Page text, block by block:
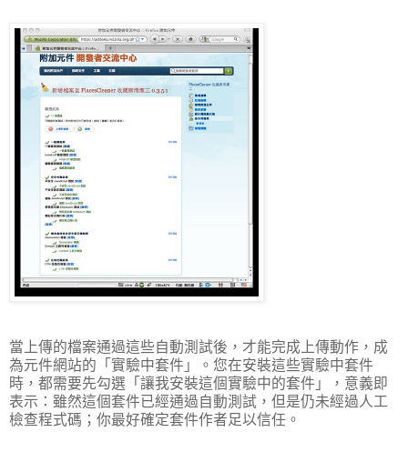
當上傳的檔案通過這些自動測試後，才能完成上傳動作，成
為元件網站的「實驗中套件」。您在安裝這些實驗中套件
時，都需要先勾選「讓我安裝這個實驗中的套件」，意義即
表示：雖然這個套件已經通過自動測試，但是仍未經過人工
檢查程式碼；你最好確定套件作者足以信任。